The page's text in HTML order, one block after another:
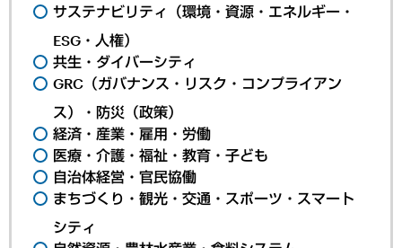
サステナビリティ（環境・資源・エネルギー・
ESG・人権）
共生・ダイバーシティ
GRC（ガバナンス・リスク・コンプライアン
ス）・防災（政策）
経済・産業・雇用・労働
医療・介護・福祉・教育・子ども
自治体経営・官民協働
まちづくり・観光・交通・スポーツ・スマート
シティ